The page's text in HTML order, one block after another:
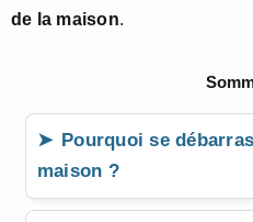
de la maison.
Pourquoi se
maison ?